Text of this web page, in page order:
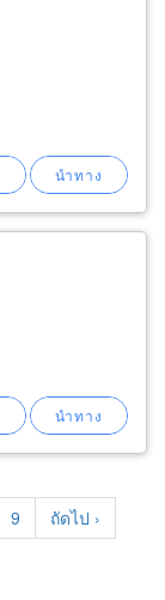
Page
9
Next
page
ถัดไป ›